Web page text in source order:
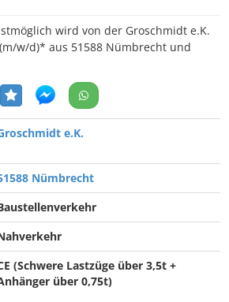
wird von der Groschmidt e.K.
w/d)* aus 51588 Nümbrecht und
e.K.
Nümbrecht
(Schwere Lastzüge über 3,5t +
über 0,75t)